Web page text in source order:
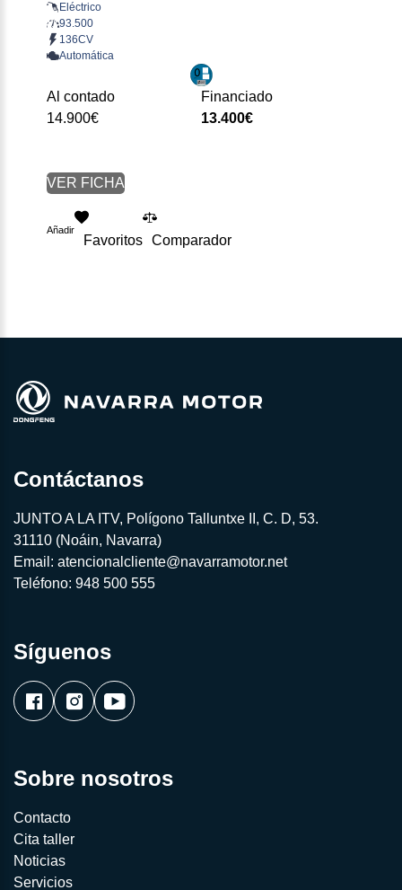
Eléctrico
93.500
136CV
Automática
Al contado
14.900€
Financiado
13.400€
VER FICHA
Añadir
Favoritos Comparador
Contáctanos
JUNTO A LA ITV, Polígono Talluntxe II, C. D, 53.
31110 (Noáin, Navarra)
Email: atencionalcliente@navarramotor.net
Teléfono: 948 500 555
Síguenos
Sobre nosotros
Contacto
Cita taller
Noticias
Servicios